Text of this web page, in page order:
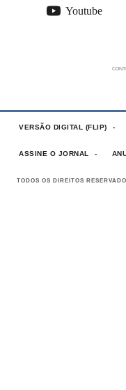
Youtube
VERSÃO DIGITAL (FLIP)
ASSINE O JORNAL
TODOS OS DIREITOS